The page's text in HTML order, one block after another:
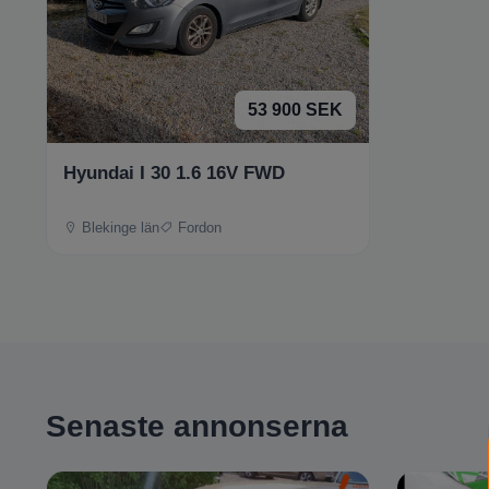
53 900 SEK
Hyundai I 30 1.6 16V FWD
Blekinge län Fordon
Senaste annonserna